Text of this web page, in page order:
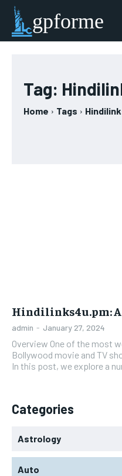
gpforme
Tag:
Home Tags
Hindilinks4u.pm: A
admin - January 27, 2024
Overview One of the most
Bollywood movie and TV
In this post, we explore a
Categories
Astrology
Auto